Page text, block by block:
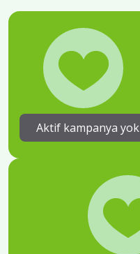
Aktif kampanya yok